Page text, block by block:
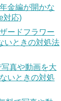
金編が開かな
対応)
ードフラワー
いときの対処法
真や動画を大
いときの対処